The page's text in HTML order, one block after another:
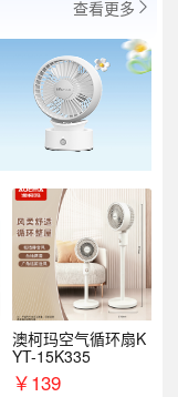
查看更多 
澳柯玛空气循环扇K
YT-15K335
￥139